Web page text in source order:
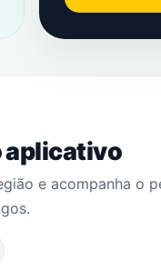
aplicativo
e acompanha o
.